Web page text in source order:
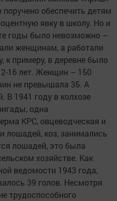
обеспечить детям
явку в школу. Но и
годы было невозможно –
женщинам, а работали
к примеру, в деревне было
16 лет. Женщин – 150
не превышала 35. А
1941 году в колхозе
одна
КРС, овцеводческая и
лошадей, коз, занимались
лошадей, это была
хозяйстве. Как
ведомости 1943 года,
39 голов. Несмотря
трудоспособного